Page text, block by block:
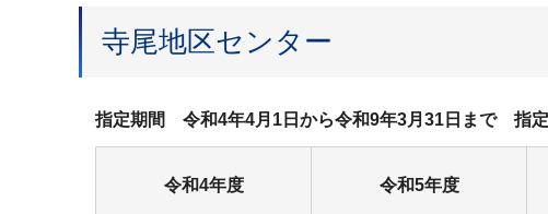
寺尾地区センター
指定期間 令和4年4月1日から令和9年3月31日まで 指
令和4年度 令和5年度